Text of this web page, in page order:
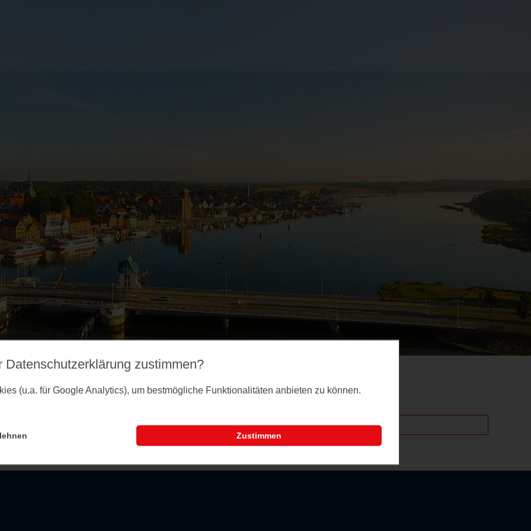
Datenschutz­erklärung zustimmen?
(u.a. für Google Analytics), um bestmögliche Funktionalitäten anbieten zu können.
Zustimmen